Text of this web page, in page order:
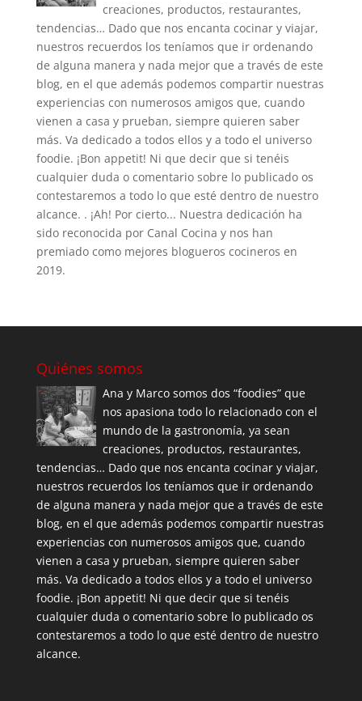
creaciones, productos, restaurantes,
tendencias… Dado que nos encanta cocinar y viajar,
nuestros recuerdos los teníamos que ir ordenando
de alguna manera y nada mejor que a través de este
blog, en el que además podemos compartir nuestras
experiencias con numerosos amigos que, cuando
vienen a casa y prueban, siempre quieren saber
más. Va dedicado a todos ellos y a todo el universo
foodie. ¡Bon appetit! Ni que decir que si tenéis
cualquier duda o comentario sobre lo publicado os
contestaremos a todo lo que esté dentro de nuestro
alcance. . ¡Ah! Por cierto... Nuestra dedicación ha
sido reconocida por Canal Cocina y nos han
premiado como mejores blogueros cocineros en
2019.
Quiénes somos
Ana y Marco somos dos “foodies” que
nos apasiona todo lo relacionado con el
mundo de la gastronomía, ya sean
creaciones, productos, restaurantes,
tendencias… Dado que nos encanta cocinar y viajar,
nuestros recuerdos los teníamos que ir ordenando
de alguna manera y nada mejor que a través de este
blog, en el que además podemos compartir nuestras
experiencias con numerosos amigos que, cuando
vienen a casa y prueban, siempre quieren saber
más. Va dedicado a todos ellos y a todo el universo
foodie. ¡Bon appetit! Ni que decir que si tenéis
cualquier duda o comentario sobre lo publicado os
contestaremos a todo lo que esté dentro de nuestro
alcance.